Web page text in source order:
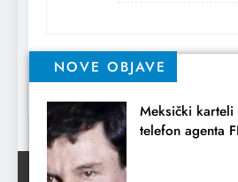
Comments are closed.
NOVE OBJAVE
Meksički
telefon agenta